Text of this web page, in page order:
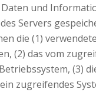
und
Servers
die (1)
(2) das vom
(3)
zugreifendes